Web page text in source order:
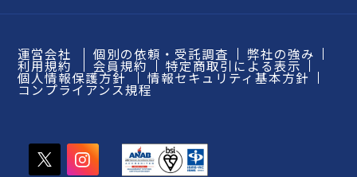
運営会社 個別の依頼・受託調査 弊社の強み
利用規約 会員規約 特定商取引による表示
個人情報保護方針 情報セキュリティ基本方針
コンプライアンス規程